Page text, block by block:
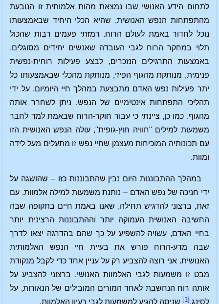
לתחום הידע האנושי שבו נמצאת מהות אלמותית זו הנובעת
מהתפתחות הנפש האנושית, שהיא הכלי היחיד שבאמצעותו
נוכל לחדור באמת לעולם הרוח. רמזתי פעמים רבות שהכול
תלוי במחקר הרוח לגבי העובדה שאנשים יחידים מסוגלים,
באמצעות התרגילים הנזכרים, לבצע פעילות רוחית-נפשית
פנימית, מנותקת מהגוף הפיזי, מנותקת מהכלי שבאמצעותו כל
יתר פעילות נפש האדם מתבצעת במהלך חיי היומיום. על ידי
תהליכי התפתחות אינטימיים של הנפש, ניתן לשחרר אותה
מהגוף. כמו כן, ציינתי כי עבור חוקר-הרוח שבאמת למד לחבר
משמעות למילים "חוויה חוץ-גופית", עולה הנפש האנושית הזו
עם תכונותיה המוכיחות מעצמן שחיי נפש זו מתעלים מעל לידה
ומוות.
במהלך ההתבוננות היום נבין שהתבוננות כזו – שהושגה על
ידי חניכה של נפש האדם – נותנת משמעות למילה אלמוות. עם
זאת, ברצוני להדגיש תחילה, שאנו באמת חיים בתקופה שבה
החשיבה האנושית העמוקה יותר וההתבוננות הרצינית יותר
בחיי האדם, עשויה להשפיע על כך שהם בהדרגה יצאו לדרך
שבה מדע-הרוח פורש את בעיית חיי הנפש האלמותית
האנושית. אני רוצה להצביע רק על עניין אחד כדי לקבל מנקודת
מבט זו משמעות לגבי האלמוות האנושי. ברצוני להצביע על
אותה רוח הנחשבת לאחד המורים המובילים של הנאורות, על
לסינג, [1] שניסה להגיע למשמעות לגבי רעיון האלמוות.